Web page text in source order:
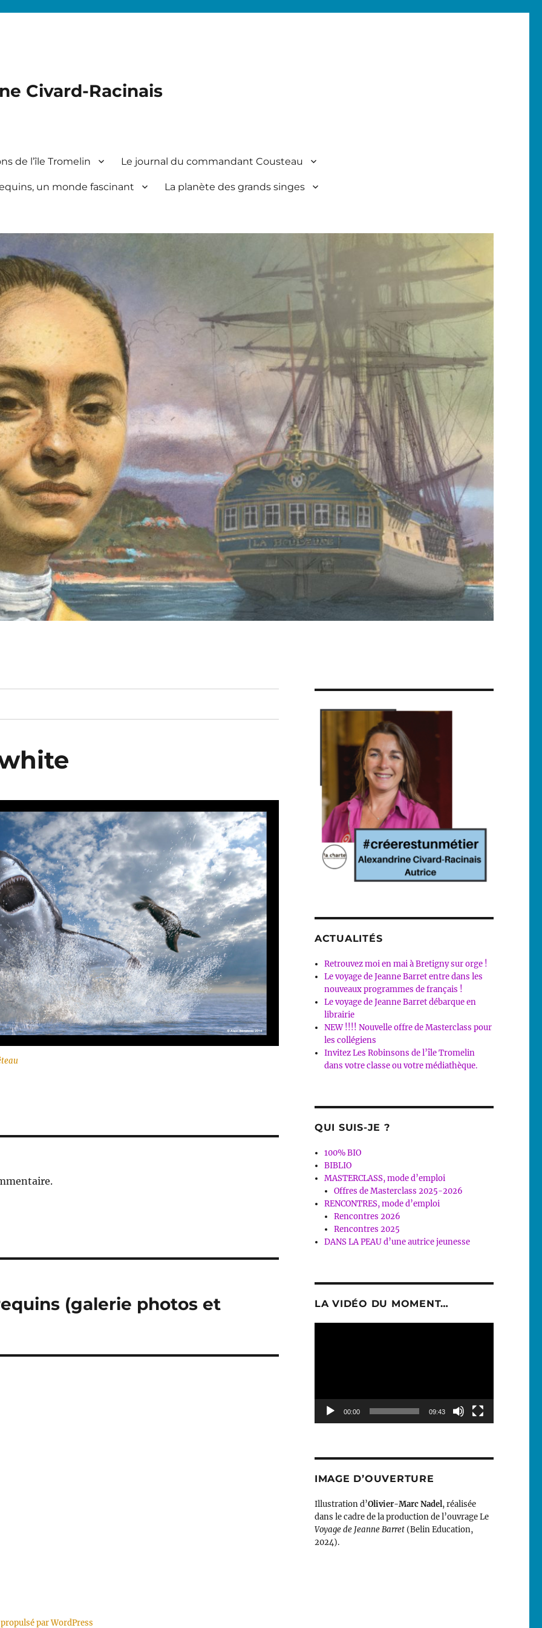
Civard-Racinais
de l’île Tromelin Le journal du commandant Cousteau
un monde fascinant La planète des grands singes
(galerie photos et
ACTUALITÉS
Retrouvez moi en mai à Bretigny sur orge !
Le voyage de Jeanne Barret entre dans les
nouveaux programmes de français !
Le voyage de Jeanne Barret débarque en
librairie
NEW !!!! Nouvelle offre de Masterclass pour
les collégiens
Invitez Les Robinsons de l’île Tromelin
dans votre classe ou votre médiathèque.
QUI SUIS-JE ?
100% BIO
BIBLIO
MASTERCLASS, mode d’emploi
Offres de Masterclass 2025-2026
RENCONTRES, mode d’emploi
Rencontres 2026
Rencontres 2025
DANS LA PEAU d’une autrice jeunesse
LA VIDÉO DU MOMENT…
00:00 09:43
IMAGE D’OUVERTURE
Illustration d’Olivier-Marc Nadel, réalisée
dans le cadre de la production de l’ouvrage Le
Voyage de Jeanne Barret(Belin Education,
2024).
par WordPress